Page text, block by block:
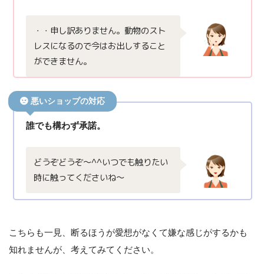
・・申し訳ありません。動物のスト
レスになるので今はお出しすること
ができません。
悪いショップの対応
誰でも構わず承諾。
どうぞどうぞ〜^^いつでも触りたい
時に触ってくださいね〜
こちらも一見、断るほうが愛想がなくて嫌な感じがするかも
知れませんが、考えてみてください。